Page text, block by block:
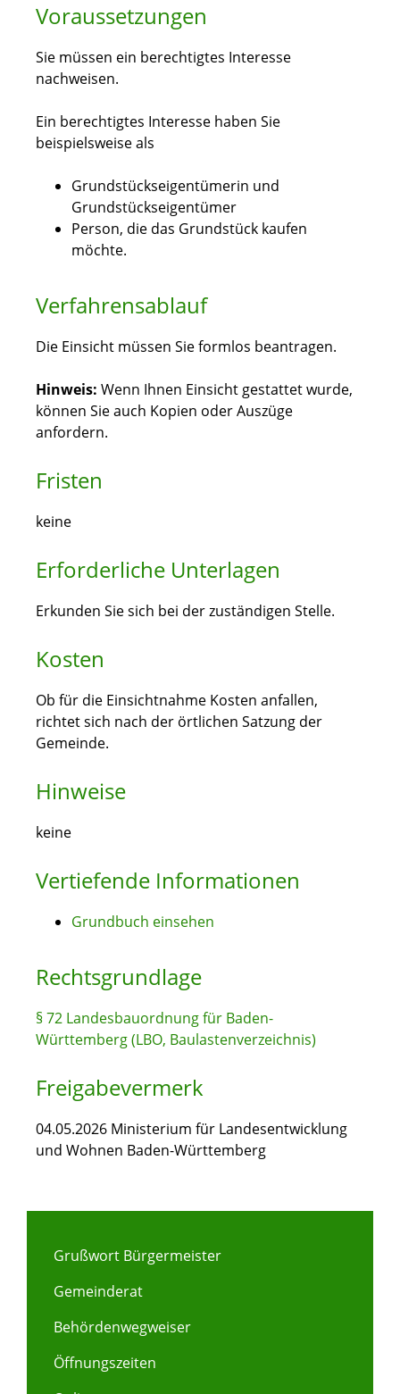
Voraussetzungen
Sie müssen ein berechtigtes Interesse
nachweisen.
Ein berechtigtes Interesse haben Sie
beispielsweise als
Grundstückseigentümerin und
Grundstückseigentümer
Person, die das Grundstück kaufen
möchte.
Verfahrensablauf
Die Einsicht müssen Sie formlos beantragen.
Hinweis: Wenn Ihnen Einsicht gestattet wurde,
können Sie auch Kopien oder Auszüge
anfordern.
Fristen
keine
Erforderliche Unterlagen
Erkunden Sie sich bei der zuständigen Stelle.
Kosten
Ob für die Einsichtnahme Kosten anfallen,
richtet sich nach der örtlichen Satzung der
Gemeinde.
Hinweise
keine
Vertiefende Informationen
Grundbuch einsehen
Rechtsgrundlage
§ 72 Landesbauordnung für Baden-
Württemberg (LBO, Baulastenverzeichnis)
Freigabevermerk
04.05.2026 Ministerium für Landesentwicklung
und Wohnen Baden-Württemberg
Grußwort Bürgermeister
Gemeinderat
Behördenwegweiser
Öffnungszeiten